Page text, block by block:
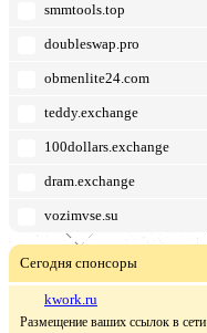
smmtools.top
doubleswap.pro
obmenlite24.com
teddy.exchange
100dollars.exchange
dram.exchange
vozimvse.su
Сегодня спонсоры
kwork.ru
Размещение ваших ссылок в сети